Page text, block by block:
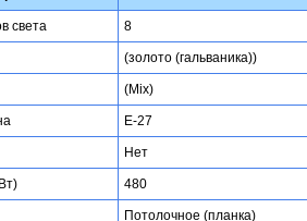
света 8
(золото (гальваника))
(Mix)
E-27
Нет
480
Потолочное (планка)